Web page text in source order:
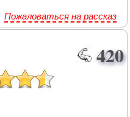
Пожаловаться на рассказ
420